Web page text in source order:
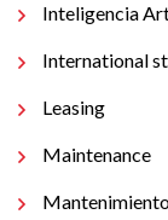
Inteligencia
International
Leasing
Maintenance